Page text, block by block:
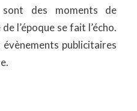
sont des moments de
l’époque se fait l’écho.
publicitaires